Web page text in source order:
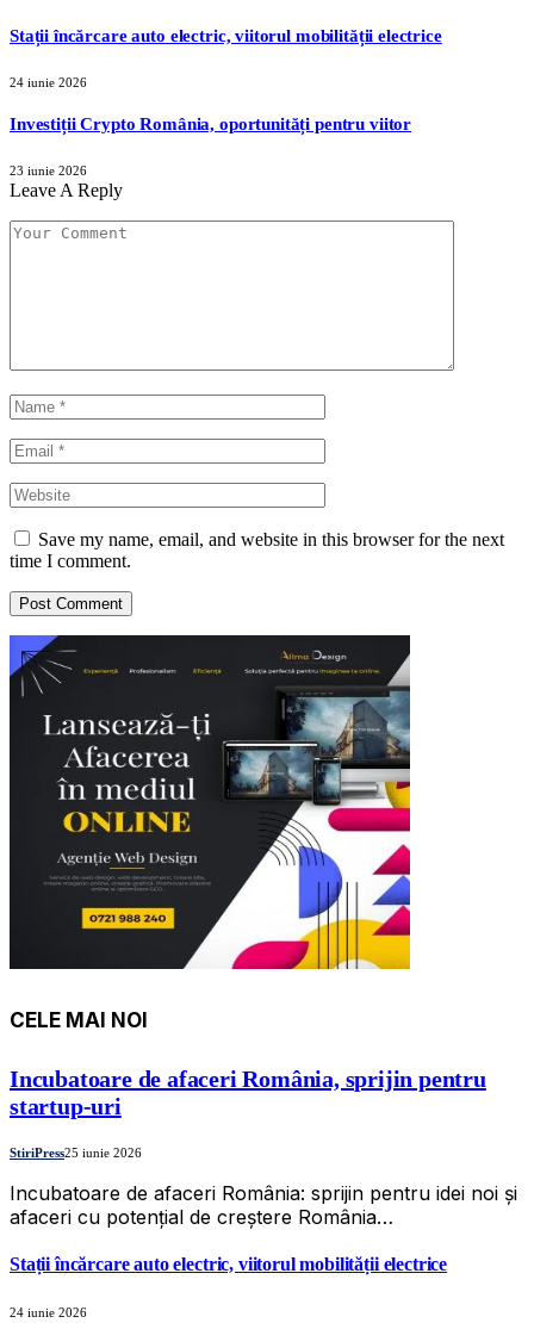
Stații încărcare auto electric, viitorul mobilității electrice
24 iunie 2026
Investiții Crypto România, oportunități pentru viitor
23 iunie 2026
Leave A Reply
Save my name, email, and website in this browser for the next
time I comment.
CELE MAI NOI
Incubatoare de afaceri România, sprijin pentru
startup-uri
StiriPress25 iunie 2026
Incubatoare de afaceri România: sprijin pentru idei noi și
afaceri cu potențial de creștere România…
Stații încărcare auto electric, viitorul mobilității electrice
24 iunie 2026